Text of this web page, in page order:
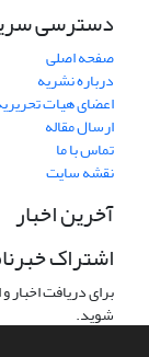
دسترسی
صفحه اصلی
درباره نشریه
اعضای هیات
ارسال مقاله
تماس با ما
نقشه سایت
آخرین اخبار
اشتراک
برای دریافت
شوید.